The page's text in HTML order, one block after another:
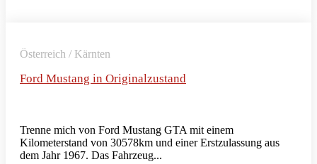
Österreich / Kärnten
Ford Mustang in Originalzustand
Trenne mich von Ford Mustang GTA mit einem
Kilometerstand von 30578km und einer Erstzulassung aus
dem Jahr 1967. Das Fahrzeug...